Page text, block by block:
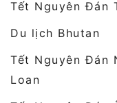
Tết Nguyên Đán
Du lịch Bhutan
Tết Nguyên Đán
Loan